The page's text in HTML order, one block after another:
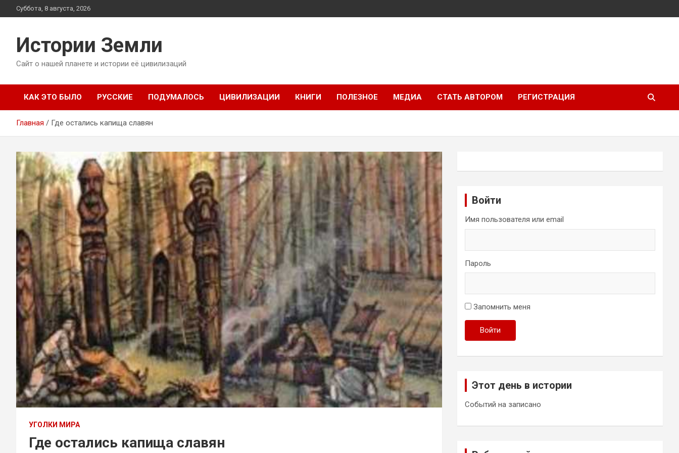
Перейти
к
Суббота, 8 августа, 2026
Истории Земли
Сайт о нашей планете и истории её цивилизаций
КАК ЭТО БЫЛО РУССКИЕ ПОДУМАЛОСЬ ЦИВИЛИЗАЦИИ КНИГИ ПОЛЕЗНОЕ МЕДИА СТАТЬ АВТОРОМ РЕГИСТРАЦИЯ
Главная Где остались капища славян
УГОЛКИ МИРА
Где остались капища славян
Войти
Имя пользователя или email
Пароль
Запомнить меня
Войти
Этот день в истории
Событий на записано